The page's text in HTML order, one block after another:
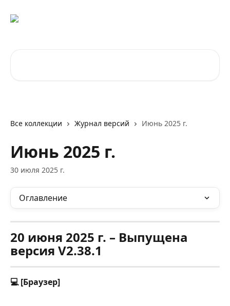
Все коллекции Журнал версий Июнь 2025 г.
Июнь 2025 г.
30 июля 2025 г.
Оглавление
20 июня 2025 г. – Выпущена
версия V2.38.1
💻 [Браузер]